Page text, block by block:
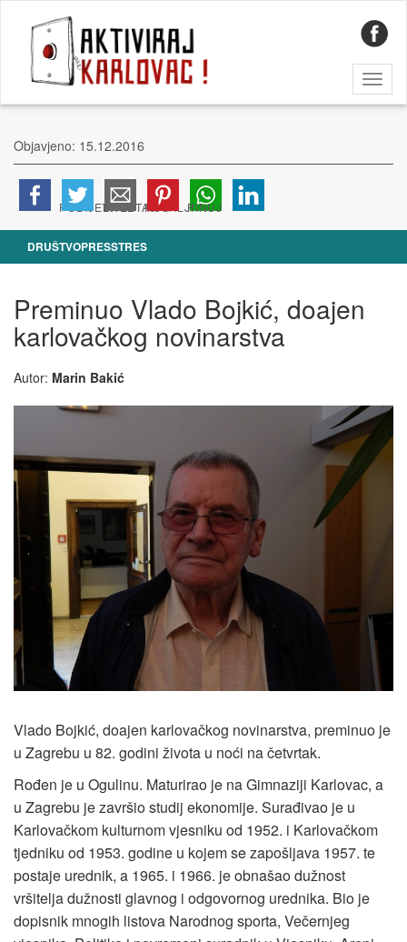
Objavjeno: 15.12.2016
DRUŠTVOPRESSTRES
Preminuo Vlado Bojkić, doajen
karlovačkog novinarstva
Autor: Marin Bakić
Vlado Bojkić, doajen karlovačkog novinarstva, preminuo je
u Zagrebu u 82. godini života u noći na četvrtak.
Rođen je u Ogulinu. Maturirao je na Gimnaziji Karlovac, a
u Zagrebu je završio studij ekonomije. Surađivao je u
Karlovačkom kulturnom vjesniku od 1952. i Karlovačkom
tjedniku od 1953. godine u kojem se zapošljava 1957. te
postaje urednik, a 1965. i 1966. je obnašao dužnost
vršitelja dužnosti glavnog i odgovornog urednika. Bio je
dopisnik mnogih listova Narodnog sporta, Večernjeg